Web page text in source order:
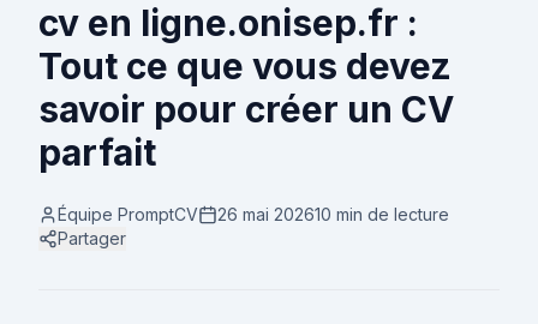
cv en ligne.onisep.fr :
Tout ce que vous devez
savoir pour créer un CV
parfait
Équipe PromptCV 26 mai 202610 min de lecture
Partager